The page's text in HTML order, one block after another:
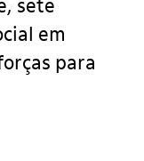
sete
em
para